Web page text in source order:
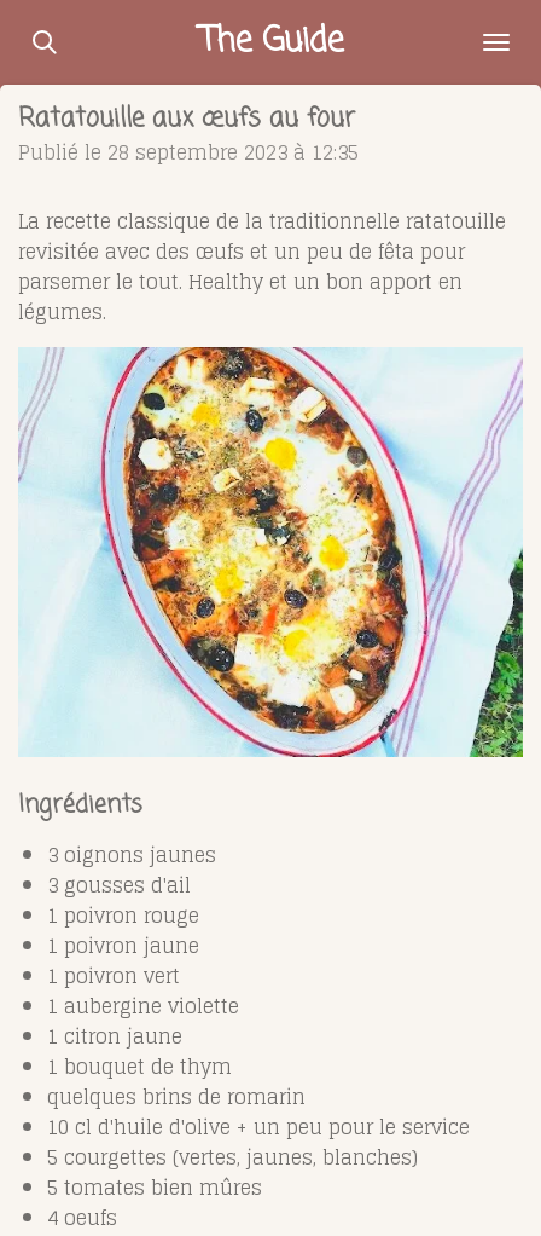
Passer
contenu
principal
The Guide
Ratatouille aux œufs au four
Publié le 28 septembre 2023 à 12:35
La recette classique de la traditionnelle ratatouille
revisitée avec des œufs et un peu de fêta pour
parsemer le tout. Healthy et un bon apport en
légumes.
Ingrédients
3 oignons jaunes
3 gousses d'ail
1 poivron rouge
1 poivron jaune
1 poivron vert
1 aubergine violette
1 citron jaune
1 bouquet de thym
quelques brins de romarin
10 cl d'huile d'olive + un peu pour le service
5 courgettes (vertes, jaunes, blanches)
5 tomates bien mûres
4 oeufs